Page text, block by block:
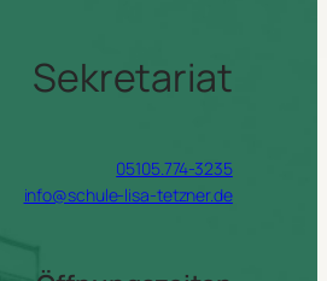
Sekretariat
05105.774-3235
info@schule-lisa-tetzner.de